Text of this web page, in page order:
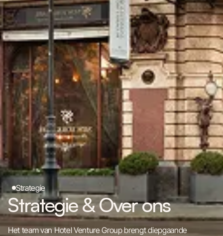
Strategie
Strategie & Over ons
Het team van Hotel Venture Group brengt diepgaande